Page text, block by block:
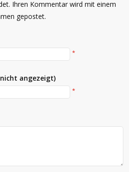
Ihren Kommentar wird mit einem
gepostet.
*
angezeigt)
*